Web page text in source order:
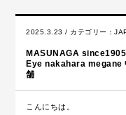
2025.3.23 / カテゴリー：
MASUNAGA
Eye nakahara megane
舗
こんにちは。